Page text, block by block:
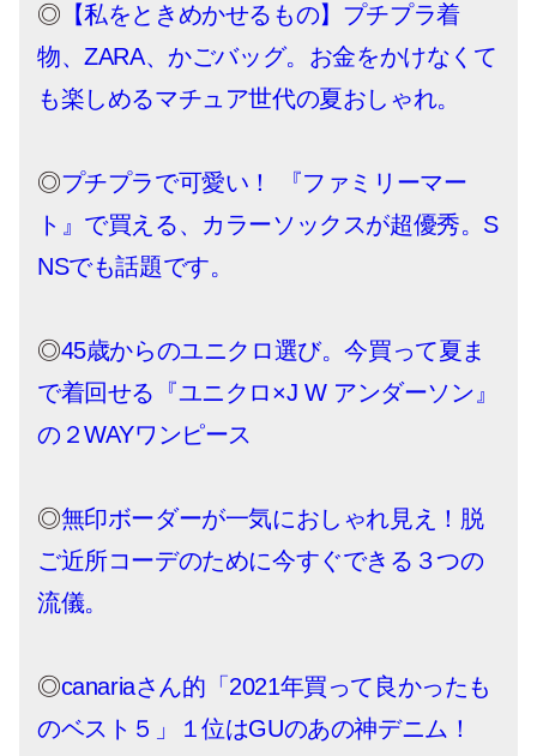
◎ 【私をときめかせるもの】プチプラ着
物、ZARA、かごバッグ。お金をかけなくて
も楽しめるマチュア世代の夏おしゃれ。
◎プチプラで可愛い！ 『ファミリーマー
ト』で買える、カラーソックスが超優秀。S
NSでも話題です。
◎45歳からのユニクロ選び。今買って夏ま
で着回せる『ユニクロ×J W アンダーソン』
の２WAYワンピース
◎無印ボーダーが一気におしゃれ見え！脱
ご近所コーデのために今すぐできる３つの
流儀。
◎canariaさん的「2021年買って良かったも
のベスト５」１位はGUのあの神デニム！